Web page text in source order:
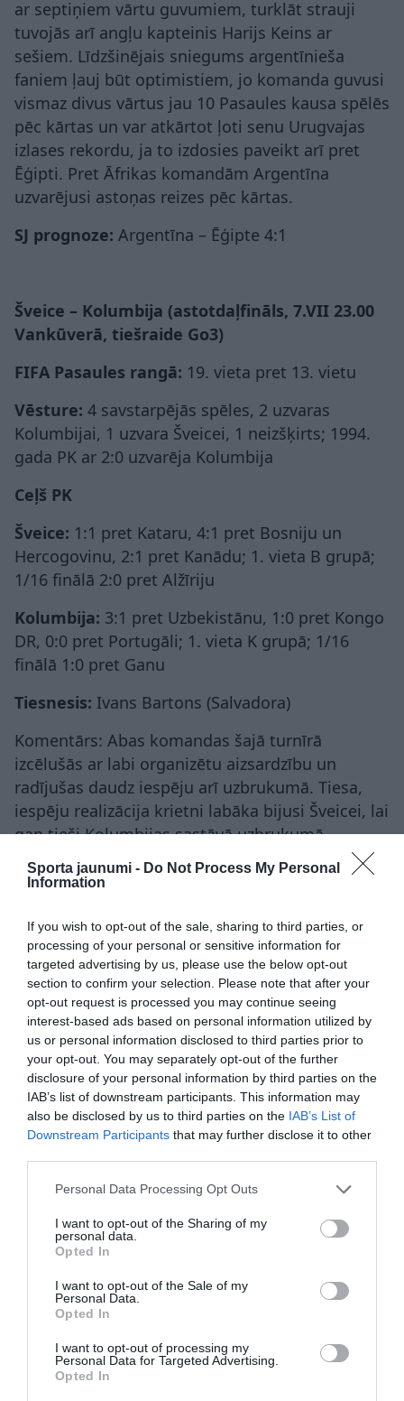
Sporta jaunumi - Do Not Process My Personal
Information
If you wish to opt-out of the sale, sharing to third parties, or
processing of your personal or sensitive information for
targeted advertising by us, please use the below opt-out
section to confirm your selection. Please note that after your
opt-out request is processed you may continue seeing
interest-based ads based on personal information utilized by
us or personal information disclosed to third parties prior to
your opt-out. You may separately opt-out of the further
disclosure of your personal information by third parties on the
IAB’s list of downstream participants. This information may
also be disclosed by us to third parties on the IAB’s List of
Downstream Participants that may further disclose it to other
Please note that this website/app uses one or more Google
not limited to your visit or usage behaviour. You may click to
grant or deny consent to Google and its third-party tags to
use your data for below specified purposes in below Google
consent section.
Personal Data Processing Opt Outs
I want to opt-out of the Sharing of my
personal data.
Opted In
I want to opt-out of the Sale of my
Personal Data.
Opted In
I want to opt-out of processing my
Personal Data for Targeted Advertising.
Opted In
ar septiņiem vārtu guvumiem, turklāt strauji
tuvojās arī angļu kapteinis Harijs Keins ar
sešiem. Līdzšinējais sniegums argentīnieša
faniem ļauj būt optimistiem, jo komanda guvusi
vismaz divus vārtus jau 10 Pasaules kausa spēlēs
pēc kārtas un var atkārtot ļoti senu Urugvajas
izlases rekordu, ja to izdosies paveikt arī pret
Ēģipti. Pret Āfrikas komandām Argentīna
uzvarējusi astoņas reizes pēc kārtas.
SJ prognoze: Argentīna – Ēģipte 4:1
Šveice – Kolumbija (astotdaļfināls, 7.VII 23.00
Vankūverā, tiešraide Go3)
FIFA Pasaules rangā: 19. vieta pret 13. vietu
Vēsture: 4 savstarpējās spēles, 2 uzvaras
Kolumbijai, 1 uzvara Šveicei, 1 neizšķirts; 1994.
gada PK ar 2:0 uzvarēja Kolumbija
Ceļš PK
Šveice: 1:1 pret Kataru, 4:1 pret Bosniju un
Hercogovinu, 2:1 pret Kanādu; 1. vieta B grupā;
1/16 finālā 2:0 pret Alžīriju
Kolumbija: 3:1 pret Uzbekistānu, 1:0 pret Kongo
DR, 0:0 pret Portugāli; 1. vieta K grupā; 1/16
finālā 1:0 pret Ganu
Tiesnesis: Ivans Bartons (Salvadora)
Komentārs: Abas komandas šajā turnīrā
izcēlušās ar labi organizētu aizsardzību un
radījušas daudz iespēju arī uzbrukumā. Tiesa,
iespēju realizācija krietni labāka bijusi Šveicei, lai
gan tieši Kolumbijas sastāvā uzbrukumā
atrodamas spilgtākas zvaigznes.
izslēgšanas turnīra spēli uzvarēja pirmo
reizi kopš 1954. gada, kad turnīrs
norisinājās pašu mājās. Nu Alpu
komanda tiecas atgriezties labāko
astoņniekā, kur nav bijusi tieši tikpat
ilgu laiku. Lai gan favorītu loma tiek
atvēlēta kolumbiešiem, arī Šveices
izlasei ir gana daudz argumentu šī
mērķa sasniegšanai.
Tās uzbrukumā turnīra gaitā uzplaucis 20 gadus
vecais Johans Manzambi (“Freiburg”), kuram
(“Rennes”), bet par disciplīnu un cīņassparu
rūpējas Granits Džaka (“Sunderland”). Mazliet
pārsteidz tas, ka komanda ielaida pa vārtiem
katrā no grupu turnīra spēlēm, jo tās aizsardzība
nepieļauj daudz vārtu gūšanas iespējas
pretiniekiem un vārtsargs Gregors Kobels
(“Borussia Dortmund”) tiek uzskatīts par vienu